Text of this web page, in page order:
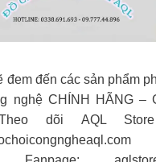
đem đến các sản phẩm
nghệ CHÍNH HÃNG –
dõi AQL